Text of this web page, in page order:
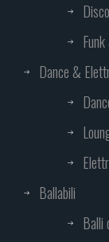
Disco
Dance &
Ballabili
Balli